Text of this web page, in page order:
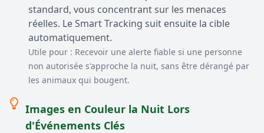
standard, vous concentrant sur les menaces
réelles. Le Smart Tracking suit ensuite la cible
automatiquement.
Utile pour : Recevoir une alerte fiable si une personne
non autorisée s'approche la nuit, sans être dérangé par
les animaux qui bougent.
Images en Couleur la Nuit Lors
d'Événements Clés